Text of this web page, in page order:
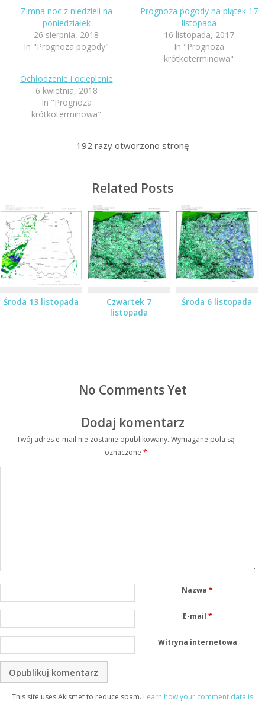
Zimna noc z niedzieli na
poniedziałek
26 sierpnia, 2018
In "Prognoza pogody"
Prognoza pogody na piątek 17
listopada
16 listopada, 2017
In "Prognoza
krótkoterminowa"
Ochłodzenie i ocieplenie
6 kwietnia, 2018
In "Prognoza
krótkoterminowa"
192 razy otworzono stronę
Related Posts
Środa 13 listopada
Czwartek 7
listopada
Środa 6 listopada
No Comments Yet
Dodaj komentarz
Twój adres e-mail nie zostanie opublikowany. Wymagane pola są
oznaczone *
Nazwa*
E-mail *
Witryna internetowa
This site uses Akismet to reduce spam. Learn how your comment data is